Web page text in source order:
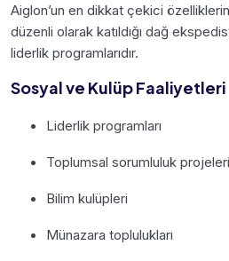
Aiglon’un en dikkat çekici
düzenli olarak katıldığı dağ
liderlik programlarıdır.
Sosyal ve Kulüp Faaliyetleri
Liderlik programları
Toplumsal sorumluluk projeleri
Bilim kulüpleri
Münazara toplulukları